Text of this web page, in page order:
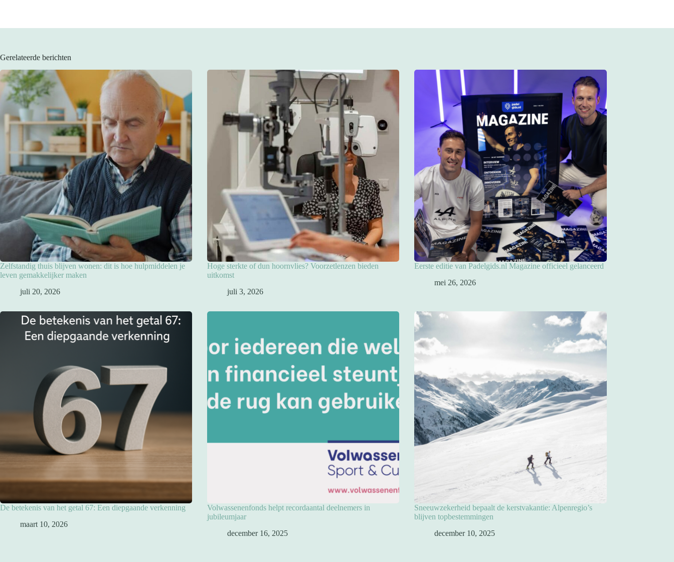
Gerelateerde berichten
Zelfstandig thuis blijven wonen: dit is hoe hulpmiddelen je
leven gemakkelijker maken
juli 20, 2026
Hoge sterkte of dun hoornvlies? Voorzetlenzen bieden
uitkomst
juli 3, 2026
Eerste editie van Padelgids.nl Magazine officieel gelanceerd
mei 26, 2026
De betekenis van het getal 67: Een diepgaande verkenning
maart 10, 2026
Volwassenenfonds helpt recordaantal deelnemers in
jubileumjaar
december 16, 2025
Sneeuwzekerheid bepaalt de kerstvakantie: Alpenregio’s
blijven topbestemmingen
december 10, 2025